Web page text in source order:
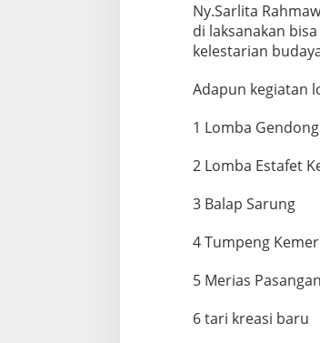
Ny.Sarlita
di laksanakan
kelestarian
Adapun kegiatan
1 Lomba
2 Lomba Estafet
3 Balap Sarung
4 Tumpeng
5 Merias Pasangan
6 tari kreasi baru